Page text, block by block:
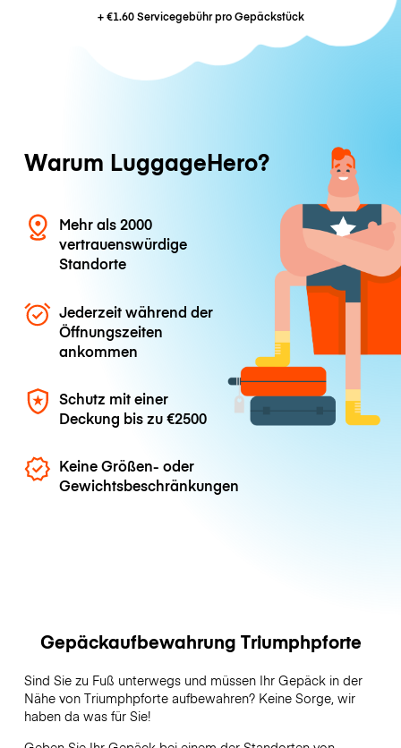
+€1.60Servicegebühr pro Gepäckstück
Warum LuggageHero?
Mehr als 2000
vertrauenswürdige
Standorte
Jederzeit während der
Öffnungszeiten
ankommen
Schutz mit einer
Deckung bis zu€2500
Keine Größen- oder
Gewichtsbeschränkungen
Gepäckaufbewahrung Triumphpforte
Sind Sie zu Fuß unterwegs und müssen Ihr Gepäck in der
Nähe von Triumphpforte aufbewahren? Keine Sorge, wir
haben da was für Sie!